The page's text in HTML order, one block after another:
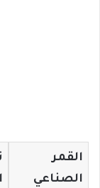
القمر
الصناعي